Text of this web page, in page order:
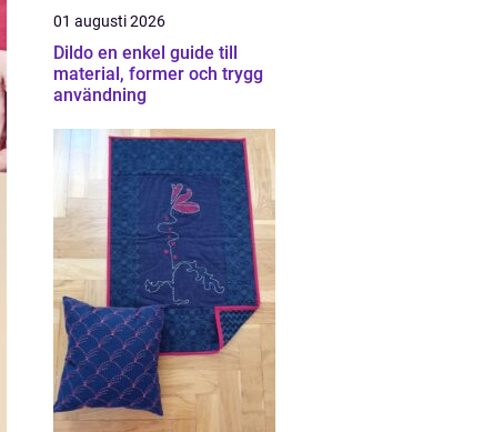
01 augusti 2026
Dildo en enkel guide till
material, former och trygg
användning